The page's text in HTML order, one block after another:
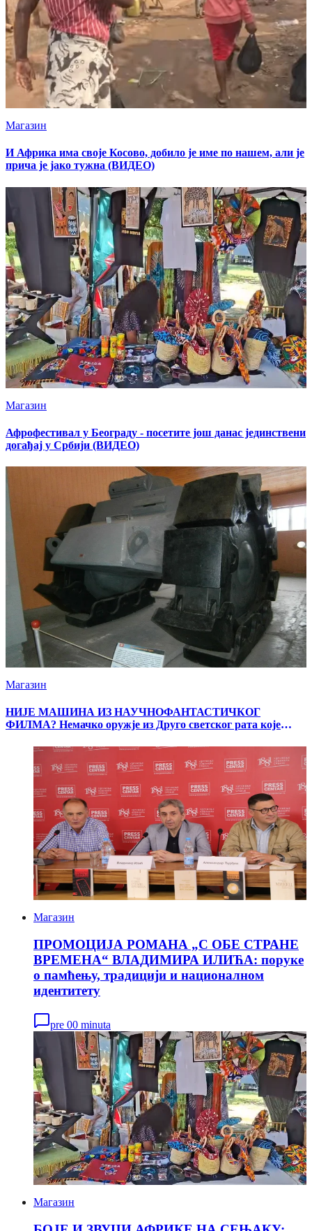
Магазин
И Африка има своје Косово, добило је име по нашем, али је
прича је јако тужна (ВИДЕО)
Магазин
Афрофестивал у Београду - посетите још данас јединствени
догађај у Србији (ВИДЕО)
Магазин
НИЈЕ МАШИНА ИЗ НАУЧНОФАНТАСТИЧКОГ
ФИЛМА? Немачко оружје из Друго светског рата које
Магазин
ПРОМОЦИЈА РОМАНА „С ОБЕ СТРАНЕ
ВРЕМЕНА“ ВЛАДИМИРА ИЛИЋА: поруке
о памћењу, традицији и националном
идентитету
pre 00 minuta
Магазин